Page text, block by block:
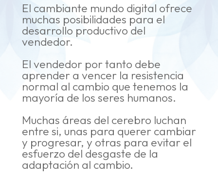
El cambiante mundo digital ofrece
muchas posibilidades para el
desarrollo productivo del
vendedor.
El vendedor por tanto debe
aprender a vencer la resistencia
normal al cambio que tenemos la
mayoría de los seres humanos.
Muchas áreas del cerebro luchan
entre si, unas para querer cambiar
y progresar, y otras para evitar el
esfuerzo del desgaste de la
adaptación al cambio.